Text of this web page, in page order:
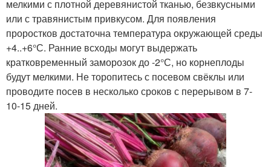
мелкими с плотной деревянистой тканью, безвкусными
или с травянистым привкусом. Для появления
проростков достаточна температура окружающей среды
+4..+6°С. Ранние всходы могут выдержать
кратковременный заморозок до -2°С, но корнеплоды
будут мелкими. Не торопитесь с посевом свёклы или
проводите посев в несколько сроков с перерывом в 7-
10-15 дней.